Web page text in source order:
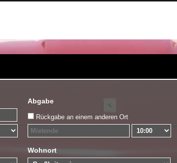
Abgabe
Rückgabe an einem anderen Ort
Wohnort